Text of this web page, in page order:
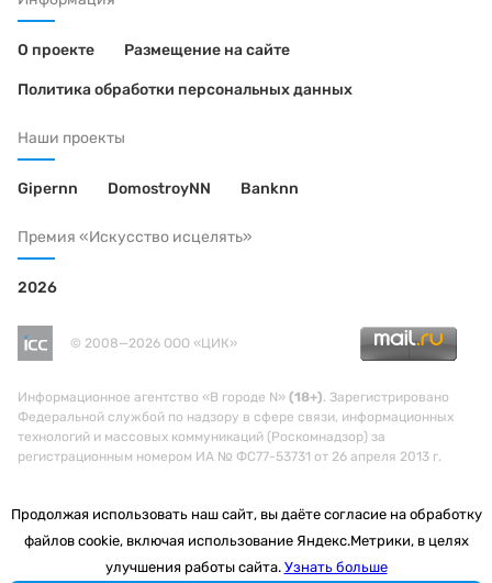
О проекте Размещение на сайте
Политика обработки персональных данных
Наши проекты
Gipernn DomostroyNN Banknn
Премия «Искусство исцелять»
2026
© 2008—2026 ООО «ЦИК»
Информационное агентство «В городе N» (18+). Зарегистрировано
Федеральной службой по надзору в сфере связи, информационных
технологий и массовых коммуникаций (Роскомнадзор) за
регистрационным номером ИА № ФС77-53731 от 26 апреля 2013 г.
Продолжая использовать наш сайт, вы даёте согласие на обработку
файлов cookie, включая использование Яндекс.Метрики, в целях
улучшения работы сайта. Узнать больше